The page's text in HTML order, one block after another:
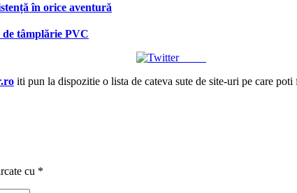
în orice aventură
tâmplărie PVC
Tweet
iti pun la dispozitie o lista de cateva sute de site-uri pe care
cu *